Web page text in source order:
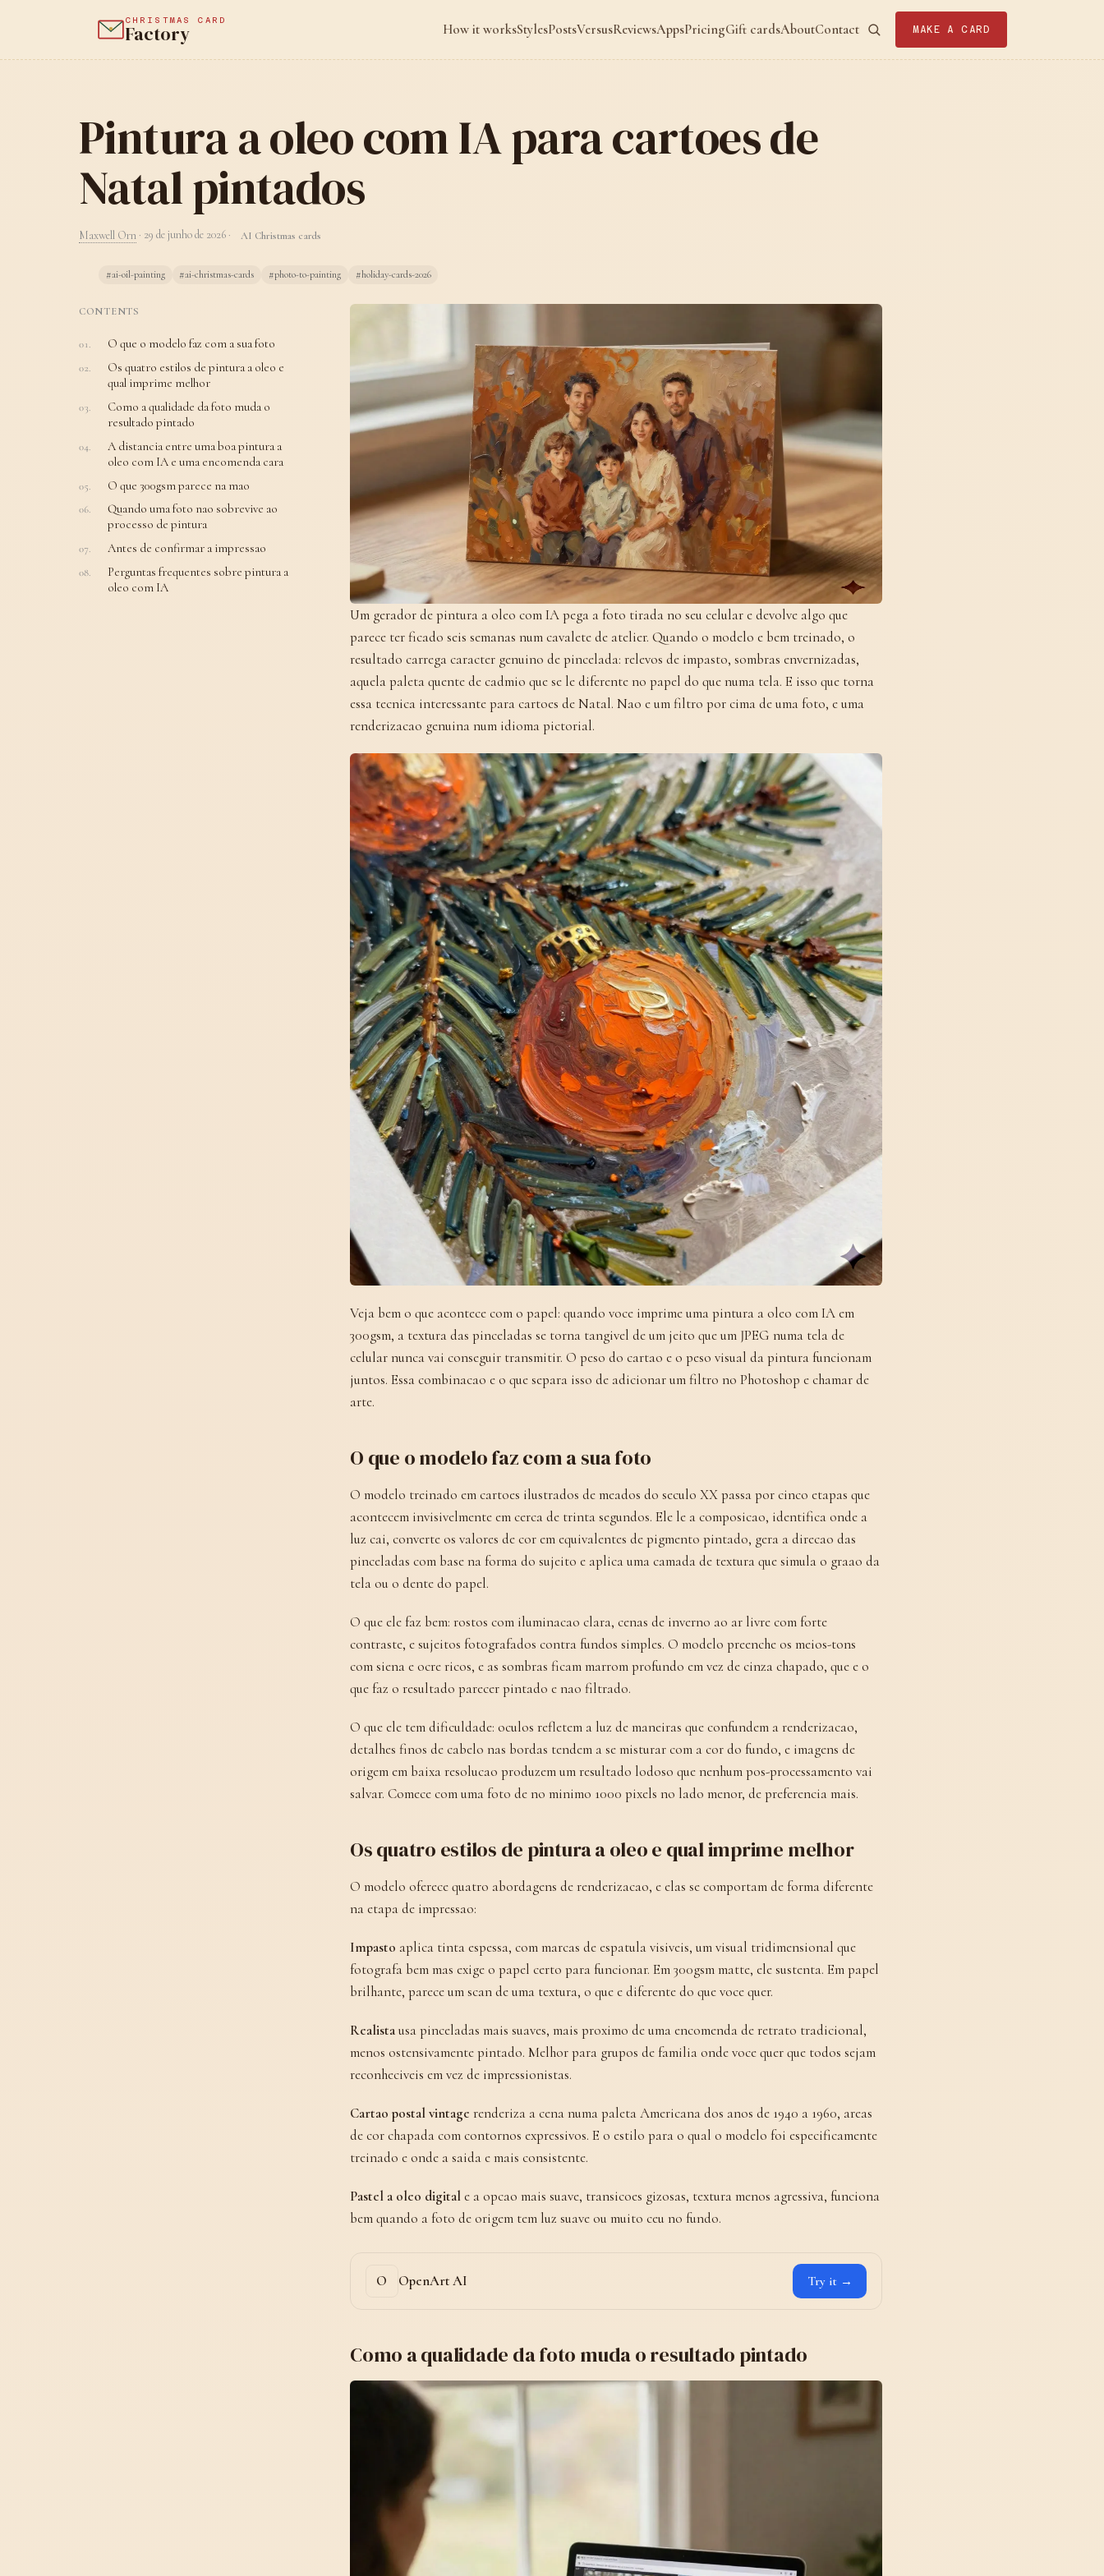
Pintura a oleo com IA para cartoes de
Natal pintados
Maxwell Orn · 29 de junho de 2026 · AI Christmas cards
#ai-oil-painting #ai-christmas-cards #photo-to-painting #holiday-cards-2026
CONTENTS
O que o modelo faz com a sua foto
Os quatro estilos de pintura a oleo e
qual imprime melhor
Como a qualidade da foto muda o
resultado pintado
A distancia entre uma boa pintura a
oleo com IA e uma encomenda cara
O que 300gsm parece na mao
Quando uma foto nao sobrevive ao
processo de pintura
Antes de confirmar a impressao
Perguntas frequentes sobre pintura a
oleo com IA
Um gerador de pintura a oleo com IA pega a foto tirada no seu celular e devolve algo que
parece ter ficado seis semanas num cavalete de atelier. Quando o modelo e bem treinado, o
resultado carrega caracter genuino de pincelada: relevos de impasto, sombras envernizadas,
aquela paleta quente de cadmio que se le diferente no papel do que numa tela. E isso que torna
essa tecnica interessante para cartoes de Natal. Nao e um filtro por cima de uma foto, e uma
renderizacao genuina num idioma pictorial.
Veja bem o que acontece com o papel: quando voce imprime uma pintura a oleo com IA em
300gsm, a textura das pinceladas se torna tangivel de um jeito que um JPEG numa tela de
celular nunca vai conseguir transmitir. O peso do cartao e o peso visual da pintura funcionam
juntos. Essa combinacao e o que separa isso de adicionar um filtro no Photoshop e chamar de
arte.
O que o modelo faz com a sua foto
O modelo treinado em cartoes ilustrados de meados do seculo XX passa por cinco etapas que
acontecem invisivelmente em cerca de trinta segundos. Ele le a composicao, identifica onde a
luz cai, converte os valores de cor em equivalentes de pigmento pintado, gera a direcao das
pinceladas com base na forma do sujeito e aplica uma camada de textura que simula o graao da
tela ou o dente do papel.
O que ele faz bem: rostos com iluminacao clara, cenas de inverno ao ar livre com forte
contraste, e sujeitos fotografados contra fundos simples. O modelo preenche os meios-tons
com siena e ocre ricos, e as sombras ficam marrom profundo em vez de cinza chapado, que e o
que faz o resultado parecer pintado e nao filtrado.
O que ele tem dificuldade: oculos refletem a luz de maneiras que confundem a renderizacao,
detalhes finos de cabelo nas bordas tendem a se misturar com a cor do fundo, e imagens de
origem em baixa resolucao produzem um resultado lodoso que nenhum pos-processamento vai
salvar. Comece com uma foto de no minimo 1000 pixels no lado menor, de preferencia mais.
Os quatro estilos de pintura a oleo e qual imprime melhor
O modelo oferece quatro abordagens de renderizacao, e elas se comportam de forma diferente
na etapa de impressao:
Impasto aplica tinta espessa, com marcas de espatula visiveis, um visual tridimensional que
fotografa bem mas exige o papel certo para funcionar. Em 300gsm matte, ele sustenta. Em papel
brilhante, parece um scan de uma textura, o que e diferente do que voce quer.
Realistausa pinceladas mais suaves, mais proximo de uma encomenda de retrato tradicional,
menos ostensivamente pintado. Melhor para grupos de familia onde voce quer que todos sejam
reconheciveis em vez de impressionistas.
Cartao postal vintage renderiza a cena numa paleta Americana dos anos de 1940 a 1960, areas
de cor chapada com contornos expressivos. E o estilo para o qual o modelo foi especificamente
treinado e onde a saida e mais consistente.
Pastel a oleo digitale a opcao mais suave, transicoes gizosas, textura menos agressiva, funciona
bem quando a foto de origem tem luz suave ou muito ceu no fundo.
OpenArt AI Try it →
Como a qualidade da foto muda o resultado pintado
CHRISTMAS CARD
Factory How it worksStylesPostsVersusReviewsAppsPricingGift cardsAboutContact MAKE A CARD